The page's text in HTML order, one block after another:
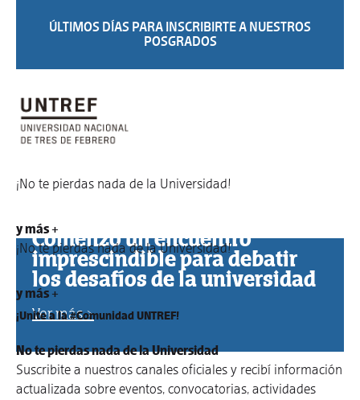
ÚLTIMOS DÍAS PARA INSCRIBIRTE A NUESTROS
POSGRADOS
¡No te pierdas nada de la Universidad!
y más +
¡No te pierdas nada de la Universidad!
y más +
¡Unite a la #Comunidad UNTREF!
No te pierdas nada de la Universidad
Suscribite a nuestros canales oficiales y recibí información
actualizada sobre eventos, convocatorias, actividades
Comenzó un encuentro
imprescindible para debatir
los desafíos de la universidad
Ver más >